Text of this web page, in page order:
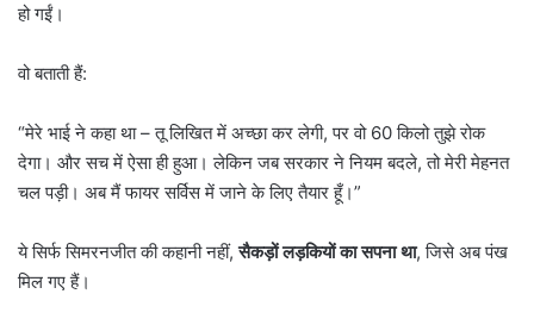
हो गईं।
वो बताती हैं:
“मेरे भाई ने कहा था – तू लिखित में अच्छा कर लेगी, पर वो 60 किलो तुझे रोक
देगा। और सच में ऐसा ही हुआ। लेकिन जब सरकार ने नियम बदले, तो मेरी मेहनत
चल पड़ी। अब मैं फायर सर्विस में जाने के लिए तैयार हूँ।”
ये सिर्फ सिमरनजीत की कहानी नहीं,सैकड़ों लड़कियों का सपना था, जिसे अब पंख
मिल गए हैं।